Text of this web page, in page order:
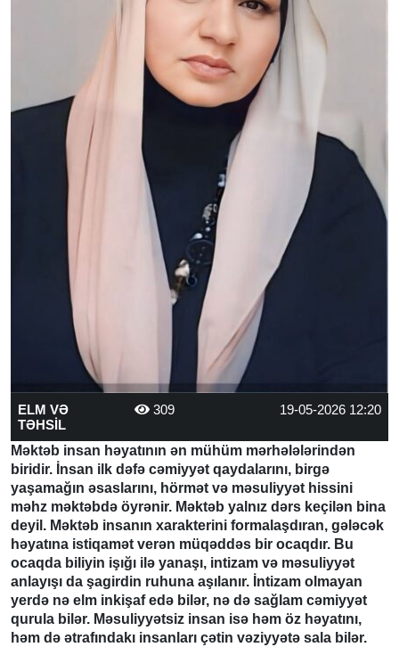
ELM VƏ
TƏHSİL
309 19-05-2026 12:20
Məktəb insan həyatının ən mühüm mərhələlərindən
biridir. İnsan ilk dəfə cəmiyyət qaydalarını, birgə
yaşamağın əsaslarını, hörmət və məsuliyyət hissini
məhz məktəbdə öyrənir. Məktəb yalnız dərs keçilən bina
deyil. Məktəb insanın xarakterini formalaşdıran, gələcək
həyatına istiqamət verən müqəddəs bir ocaqdır. Bu
ocaqda biliyin işığı ilə yanaşı, intizam və məsuliyyət
anlayışı da şagirdin ruhuna aşılanır. İntizam olmayan
yerdə nə elm inkişaf edə bilər, nə də sağlam cəmiyyət
qurula bilər. Məsuliyyətsiz insan isə həm öz həyatını,
həm də ətrafındakı insanları çətin vəziyyətə sala bilər.